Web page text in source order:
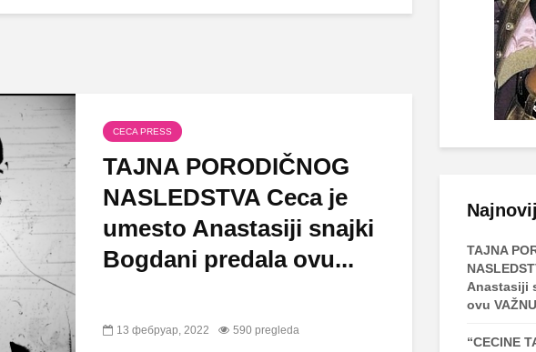
CECA PRESS
TAJNA PORODIČNOG
NASLEDSTVA Ceca je
umesto Anastasiji snajki
Bogdani predala ovu...
13 фебруар, 2022 590 pregleda
TAJNA
Anastasiji
ovu
“CECINE